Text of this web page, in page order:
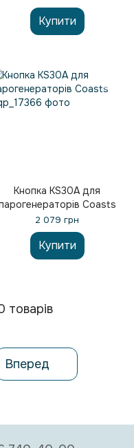
Купити
Кнопка KS30A для
Coasts
2 079 грн
Купити
товарів
Вперед